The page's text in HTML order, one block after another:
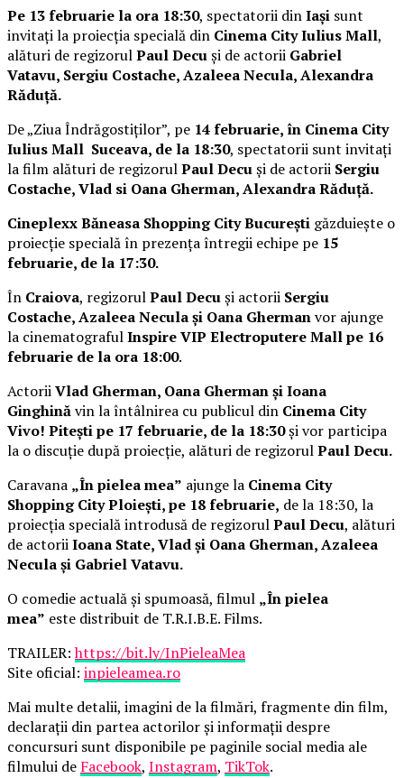
Pe 13 februarie la ora 18:30, spectatorii dinIași sunt
invitați la proiecția specială din Cinema City Iulius Mall,
alături de regizorulPaul Decuși de actorii Gabriel
Vatavu, Sergiu Costache, Azaleea Necula, Alexandra
Răduță.
De „Ziua Îndrăgostiților”, pe 14 februarie, în Cinema City
Iulius Mall Suceava, de la 18:30, spectatorii sunt invitați
la film alături de regizorulPaul Decuși de actorii Sergiu
Costache, Vlad si Oana Gherman, Alexandra Răduță.
Cineplexx Băneasa Shopping City București găzduiește o
proiecție specială în prezența întregii echipe pe 15
februarie, de la 17:30.
În Craiova, regizorulPaul Decuși actorii Sergiu
Costache, Azaleea Necula și Oana Ghermanvor ajunge
la cinematografulInspire VIP Electroputere Mall pe 16
februarie de la ora 18:00.
ActoriiVlad Gherman, Oana Gherman și Ioana
Ginghinăvin la întâlnirea cu publicul din Cinema City
Vivo! Pitești pe 17 februarie, de la 18:30și vor participa
la o discuție după proiecție, alături de regizorulPaul Decu.
Caravana „În pielea mea” ajunge la Cinema City
Shopping City Ploiești, pe 18 februarie, de la 18:30, la
proiecția specială introdusă de regizorulPaul Decu, alături
de actoriiIoana State, Vlad și Oana Gherman, Azaleea
Necula și Gabriel Vatavu.
O comedie actuală și spumoasă, filmul „În pielea
mea” este distribuit de T.R.I.B.E. Films.
TRAILER:https://bit.ly/InPieleaMea
Site oficial: inpieleamea.ro
Mai multe detalii, imagini de la filmări, fragmente din film,
declarații din partea actorilor și informații despre
concursuri sunt disponibile pe paginile social media ale
filmului de Facebook, Instagram, TikTok.